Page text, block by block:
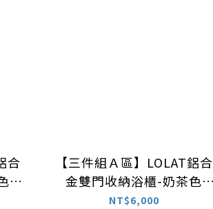
合
【三件組Ａ區】LOLAT鋁合
金雙門收納浴櫃-奶茶色
CA008-KG
NT$6,000